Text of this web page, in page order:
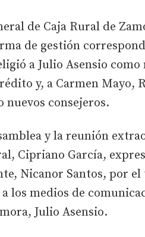
de Caja Rural de
de gestión
a Julio Asensio
y, a Carmen Mayo,
nuevos consejeros.
y la reunión
Cipriano García,
Nicanor Santos, por
los medios de
Julio Asensio.